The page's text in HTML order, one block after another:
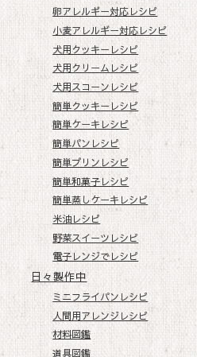
卵アレルギー対応レシピ
小麦アレルギー対応レシピ
犬用クッキーレシピ
犬用クリームレシピ
犬用スコーンレシピ
簡単クッキーレシピ
簡単ケーキレシピ
簡単パンレシピ
簡単プリンレシピ
簡単和菓子レシピ
簡単蒸しケーキレシピ
米油レシピ
野菜スイーツレシピ
電子レンジでレシピ
日々製作中
ミニフライパンレシピ
人間用アレンジレシピ
材料図鑑
道具図鑑